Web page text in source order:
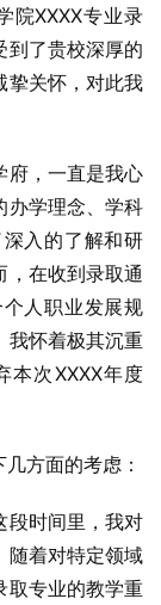
院XXXX专业录
到了贵校深厚的
挚关怀，对此我
府，一直是我心
办学理念、学科
入的了解和研
，在收到录取通
人职业发展规
我怀着极其沉重
本次XXXX年度
方面的考虑：
段时间里，我对
随着对特定领域
取专业的教学重